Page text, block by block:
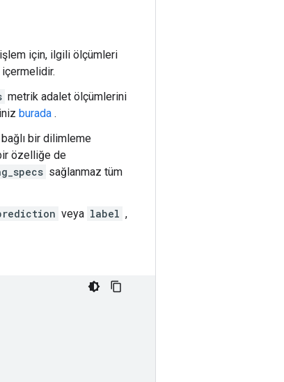
için, ilgili ölçümleri
metrik adalet ölçümlerini
burada .
bir dilimleme
özelliğe de
sağlanmaz tüm
veya label ,